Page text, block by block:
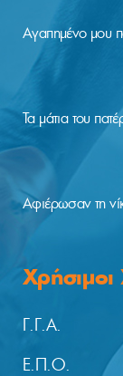
Αγαπημένο μου
Τα μάτια του
Αφιέρωσαν τη
Χρήσιμοι
Γ.Γ.Α.
Ε.Π.Ο.